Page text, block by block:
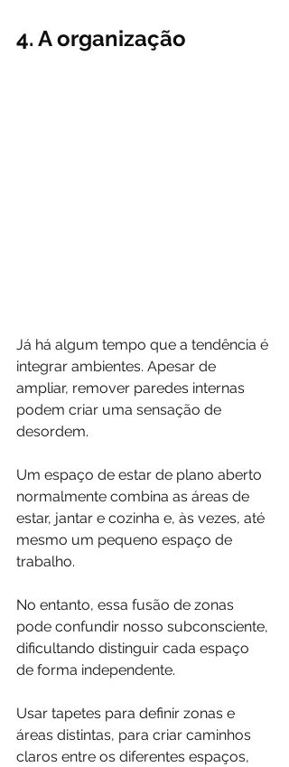
4. A organização
Já há algum tempo que a tendência é
integrar ambientes. Apesar de
ampliar, remover paredes internas
podem criar uma sensação de
desordem.
Um espaço de estar de plano aberto
normalmente combina as áreas de
estar, jantar e cozinha e, às vezes, até
mesmo um pequeno espaço de
trabalho.
No entanto, essa fusão de zonas
pode confundir nosso subconsciente,
dificultando distinguir cada espaço
de forma independente.
Usar tapetes para definir zonas e
áreas distintas, para criar caminhos
claros entre os diferentes espaços,